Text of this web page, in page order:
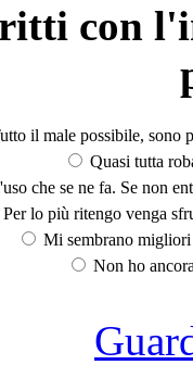
con
il male possibile, sono
Quasi tutta
che se ne fa. Se non
Per lo più ritengo venga
Mi sembrano
Non ho